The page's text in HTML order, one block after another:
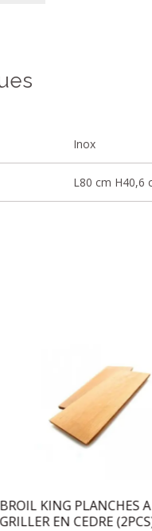
Inox
L80 cm H40,6
BROIL KING PLANCHES A
GRILLER EN CEDRE